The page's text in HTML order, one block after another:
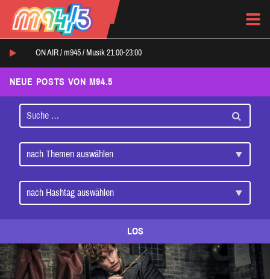
ON AIR / m945 / Musik 21:00-23:00
NEUE POSTS VON M94.5
LOS